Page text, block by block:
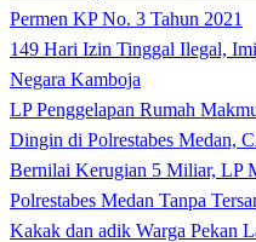
Permen KP No. 3 Tahun 2021
149 Hari Izin Tinggal Ilegal,
Negara Kamboja
LP Penggelapan Rumah
Dingin di Polrestabes Medan,
Bernilai Kerugian 5 Miliar, LP
Polrestabes Medan Tanpa
Kakak dan adik Warga Pekan